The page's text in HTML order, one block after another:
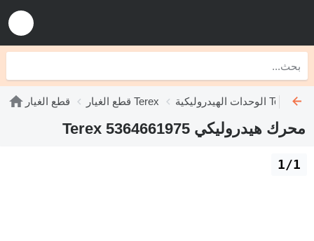
قطع الغيار قطع الغيار Terex الوحدات الهيدروليكية Terex
محرك هيدروليكي Terex 5364661975
1/1